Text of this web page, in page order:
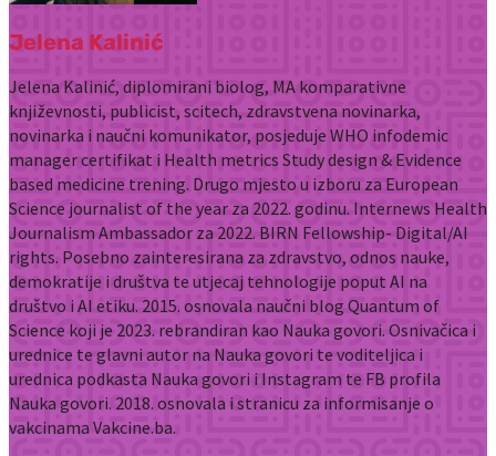
Jelena Kalinić
Jelena Kalinić, diplomirani biolog, MA komparativne
književnosti, publicist, scitech, zdravstvena novinarka,
novinarka i naučni komunikator, posjeduje WHO infodemic
manager certifikat i Health metrics Study design & Evidence
based medicine trening. Drugo mjesto u izboru za European
Science journalist of the year za 2022. godinu. Internews Health
Journalism Ambassador za 2022. BIRN Fellowship- Digital/AI
rights. Posebno zainteresirana za zdravstvo, odnos nauke,
demokratije i društva te utjecaj tehnologije poput AI na
društvo i AI etiku. 2015. osnovala naučni blog Quantum of
Science koji je 2023. rebrandiran kao Nauka govori. Osnivačica i
urednice te glavni autor na Nauka govori te voditeljica i
urednica podkasta Nauka govori i Instagram te FB profila
Nauka govori. 2018. osnovala i stranicu za informisanje o
vakcinama Vakcine.ba.